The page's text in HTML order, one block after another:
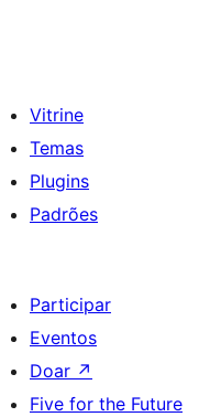
Vitrine
Temas
Plugins
Padrões
Participar
Eventos
Doar ↗
Five for the Future